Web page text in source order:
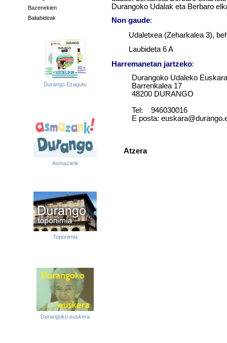
Bazenekien
Baliabideak
Durango Ezagutu
Asmazank
Toponimia
Durangoko euskera
Durangoko Udalak eta Berbaro
Non gaude:
Udaletxea (Zeharkalea 3),
Laubideta 6 A
Harremanetan jartzeko:
Durangoko Udaleko
Barrenkalea 17
48200 DURANGO
Tel: 946030016
E posta:
Atzera